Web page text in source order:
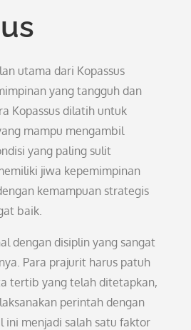
utama dari Kopassus
yang tangguh dan
Kopassus dilatih untuk
mampu mengambil
yang paling sulit
jiwa kepemimpinan
kemampuan strategis
baik.
dengan disiplin yang sangat
Para prajurit harus patuh
tertib yang telah ditetapkan,
perintah dengan
ini menjadi salah satu faktor